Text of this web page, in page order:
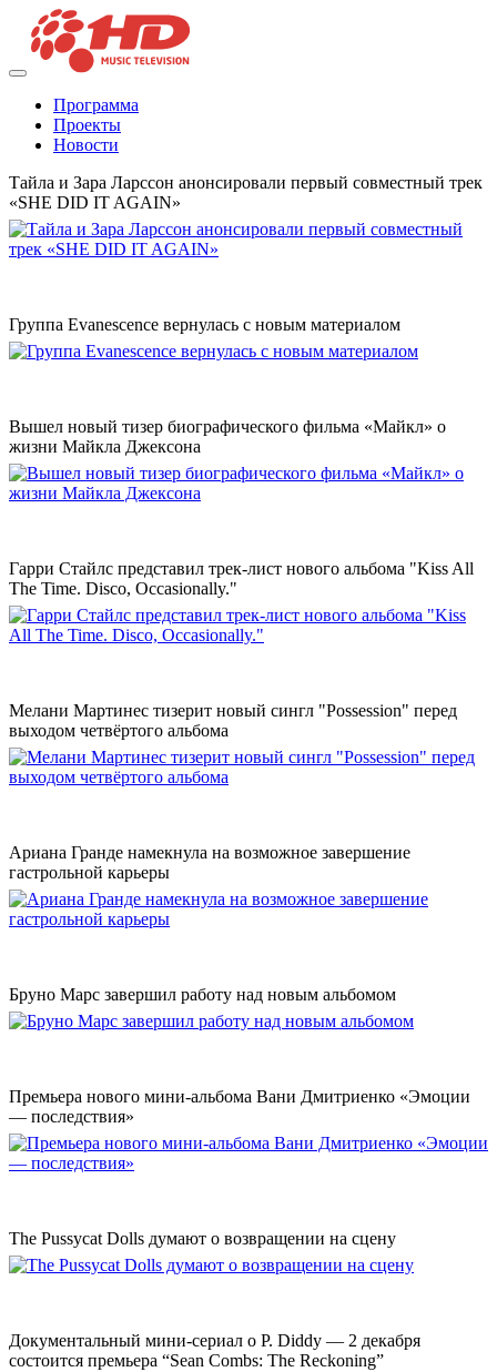
Программа
Проекты
Новости
Тайла и Зара Ларссон анонсировали первый совместный трек
«SHE DID IT AGAIN»
Группа Evanescence вернулась с новым материалом
Вышел новый тизер биографического фильма «Майкл» о
жизни Майкла Джексона
Гарри Стайлс представил трек-лист нового альбома "Kiss All
The Time. Disco, Occasionally."
Мелани Мартинес тизерит новый сингл "Possession" перед
выходом четвёртого альбома
Ариана Гранде намекнула на возможное завершение
гастрольной карьеры
Бруно Марс завершил работу над новым альбомом
Премьера нового мини-альбома Вани Дмитриенко «Эмоции
— последствия»
The Pussycat Dolls думают о возвращении на сцену
Документальный мини-сериал о P. Diddy — 2 декабря
состоится премьера “Sean Combs: The Reckoning”